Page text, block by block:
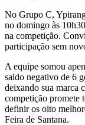
No Grupo C,
no domingo às
na competição.
participação sem
A equipe somou
saldo negativo de 6
deixando sua marca
competição promete
definir os oito
Feira de Santana.